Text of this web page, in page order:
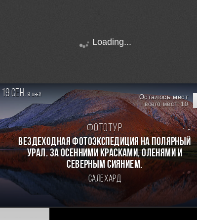
Loading...
19 сен. 9дней Осталось мест
всего мест: 10
Фототур
Вездеходная фотоэкспедиция на Полярный
Урал. За осенними красками, оленями и
северным сиянием.
Салехард